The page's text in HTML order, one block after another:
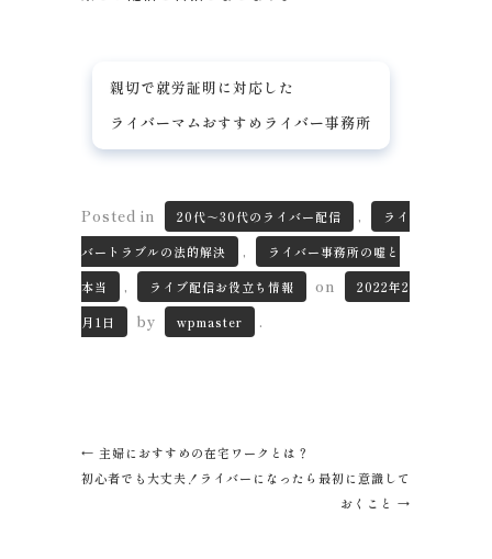
親切で就労証明に対応した
ライバーマムおすすめライバー事務所
Posted in 20代～30代のライバー配信 ,
ライ
バートラブルの法的解決
,
ライバー事務所の嘘と
本当
, ライブ配信お役立ち情報 on
2022年2
月1日
by wpmaster .
← 主婦におすすめの在宅ワークとは？
初心者でも大丈夫！ライバーになったら最初に意識して
おくこと →